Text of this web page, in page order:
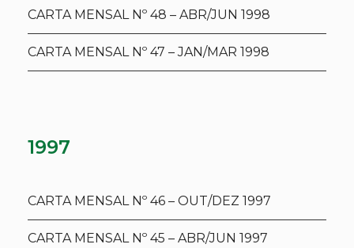
CARTA MENSAL Nº 48 – ABR/JUN 1998
CARTA MENSAL Nº 47 – JAN/MAR 1998
1997
CARTA MENSAL Nº 46 – OUT/DEZ 1997
CARTA MENSAL Nº 45 – ABR/JUN 1997